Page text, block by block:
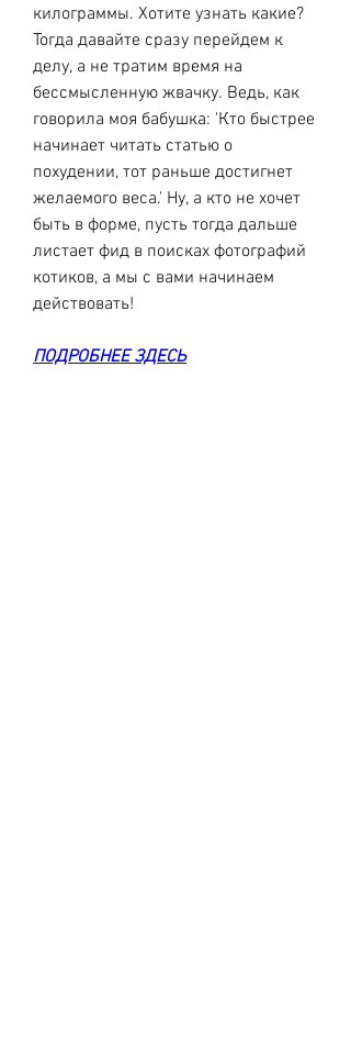
килограммы. Хотите узнать какие?
Тогда давайте сразу перейдем к
делу, а не тратим время на
бессмысленную жвачку. Ведь, как
говорила моя бабушка: 'Кто быстрее
начинает читать статью о
похудении, тот раньше достигнет
желаемого веса.' Ну, а кто не хочет
быть в форме, пусть тогда дальше
листает фид в поисках фотографий
котиков, а мы с вами начинаем
действовать!
ПОДРОБНЕЕ ЗДЕСЬ